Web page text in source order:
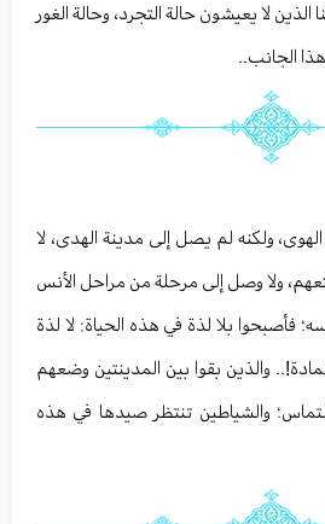
لا يعيشون حالة التجرد، وحالة الغور
الجانب..
ولكنه لم يصل إلى مدينة الهدى، لا
ولا وصل إلى مرحلة من مراحل الأنس
فأصبحوا بلا لذة في هذه الحياة: لا لذة
والذين بقوا بين المدينتين وضعهم
والشياطين تنتظر صيدها في هذه